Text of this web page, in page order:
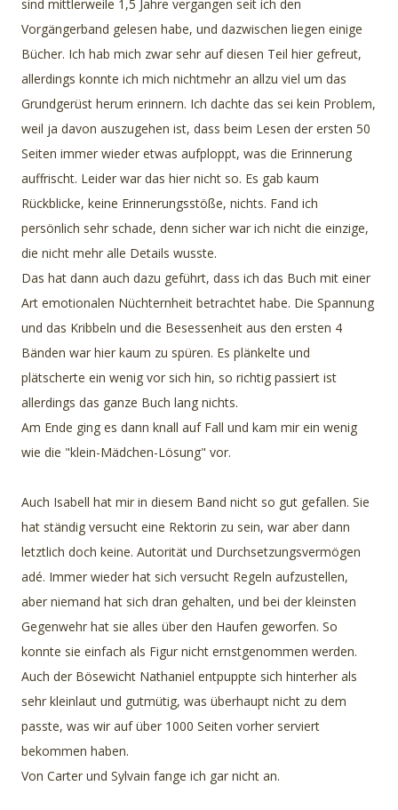
sind mittlerweile 1,5 Jahre vergangen seit ich den
Vorgängerband gelesen habe, und dazwischen liegen einige
Bücher. Ich hab mich zwar sehr auf diesen Teil hier gefreut,
allerdings konnte ich mich nichtmehr an allzu viel um das
Grundgerüst herum erinnern. Ich dachte das sei kein Problem,
weil ja davon auszugehen ist, dass beim Lesen der ersten 50
Seiten immer wieder etwas aufploppt, was die Erinnerung
auffrischt. Leider war das hier nicht so. Es gab kaum
Rückblicke, keine Erinnerungsstöße, nichts. Fand ich
persönlich sehr schade, denn sicher war ich nicht die einzige,
die nicht mehr alle Details wusste.
Das hat dann auch dazu geführt, dass ich das Buch mit einer
Art emotionalen Nüchternheit betrachtet habe. Die Spannung
und das Kribbeln und die Besessenheit aus den ersten 4
Bänden war hier kaum zu spüren. Es plänkelte und
plätscherte ein wenig vor sich hin, so richtig passiert ist
allerdings das ganze Buch lang nichts.
Am Ende ging es dann knall auf Fall und kam mir ein wenig
wie die "klein-Mädchen-Lösung" vor.
Auch Isabell hat mir in diesem Band nicht so gut gefallen. Sie
hat ständig versucht eine Rektorin zu sein, war aber dann
letztlich doch keine. Autorität und Durchsetzungsvermögen
adé. Immer wieder hat sich versucht Regeln aufzustellen,
aber niemand hat sich dran gehalten, und bei der kleinsten
Gegenwehr hat sie alles über den Haufen geworfen. So
konnte sie einfach als Figur nicht ernstgenommen werden.
Auch der Bösewicht Nathaniel entpuppte sich hinterher als
sehr kleinlaut und gutmütig, was überhaupt nicht zu dem
passte, was wir auf über 1000 Seiten vorher serviert
bekommen haben.
Von Carter und Sylvain fange ich gar nicht an.